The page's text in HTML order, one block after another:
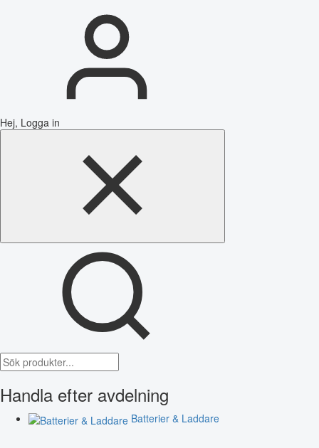
Hej, Logga in
Handla efter avdelning
Batterier & Laddare